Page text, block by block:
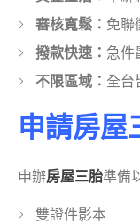
審核寬鬆： 免聯
撥款快速： 急件
不限區域： 全台
申請房屋
申辦房屋三胎準備
雙證件影本